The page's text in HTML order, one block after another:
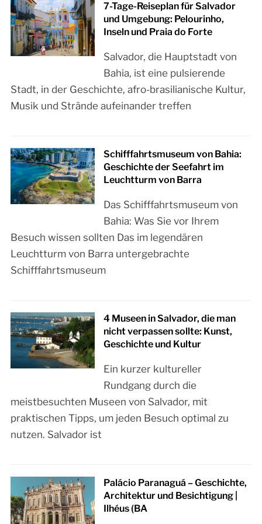
7-Tage-Reiseplan für Salvador
und Umgebung: Pelourinho,
Inseln und Praia do Forte
Salvador, die Hauptstadt von
Bahia, ist eine pulsierende
Stadt, in der Geschichte, afro-brasilianische Kultur,
Musik und Strände aufeinander treffen
Schifffahrtsmuseum von Bahia:
Geschichte der Seefahrt im
Leuchtturm von Barra
Das Schifffahrtsmuseum von
Bahia: Was Sie vor Ihrem
Besuch wissen sollten Das im legendären
Leuchtturm von Barra untergebrachte
Schifffahrtsmuseum
4 Museen in Salvador, die man
nicht verpassen sollte: Kunst,
Geschichte und Kultur
Ein kurzer kultureller
Rundgang durch die
meistbesuchten Museen von Salvador, mit
praktischen Tipps, um jeden Besuch optimal zu
nutzen. Salvador ist
Palácio Paranaguá – Geschichte,
Architektur und Besichtigung |
Ilhéus (BA